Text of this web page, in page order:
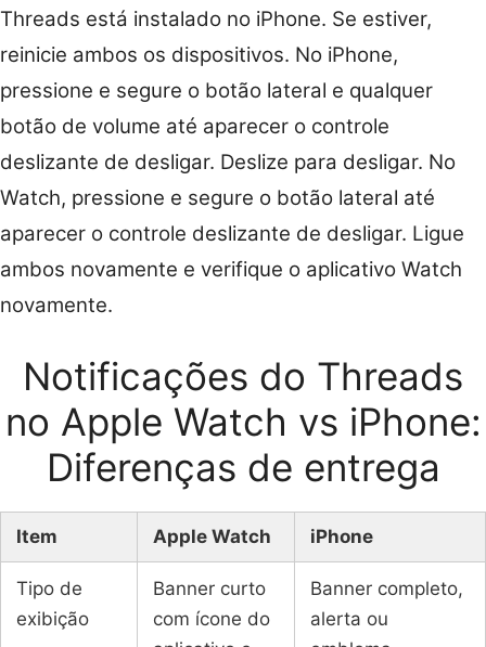
Threads está instalado no iPhone. Se estiver,
reinicie ambos os dispositivos. No iPhone,
pressione e segure o botão lateral e qualquer
botão de volume até aparecer o controle
deslizante de desligar. Deslize para desligar. No
Watch, pressione e segure o botão lateral até
aparecer o controle deslizante de desligar. Ligue
ambos novamente e verifique o aplicativo Watch
novamente.
Notificações do Threads
no Apple Watch vs iPhone:
Diferenças de entrega
Item Apple Watch iPhone
Tipo de
exibição
Banner curto
com ícone do
Banner completo,
alerta ou